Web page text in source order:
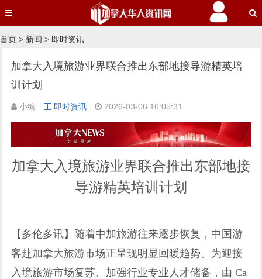
首页 > 新闻 > 即时资讯
加拿大入境旅游业界联合推出东部地接导游精英培
训计划
小编 即时资讯 2026-03-06 16:05:31
加拿大入境旅游业界联合推出东部地接
导游精英培训计划
【多伦多讯】随着中加旅游往来逐步恢复，中国游
客赴加拿大旅游市场正呈现明显回暖趋势。为迎接
入境旅游市场复苏、加强行业专业人才储备，由 Ca